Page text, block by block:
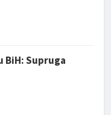
BiH: Supruga